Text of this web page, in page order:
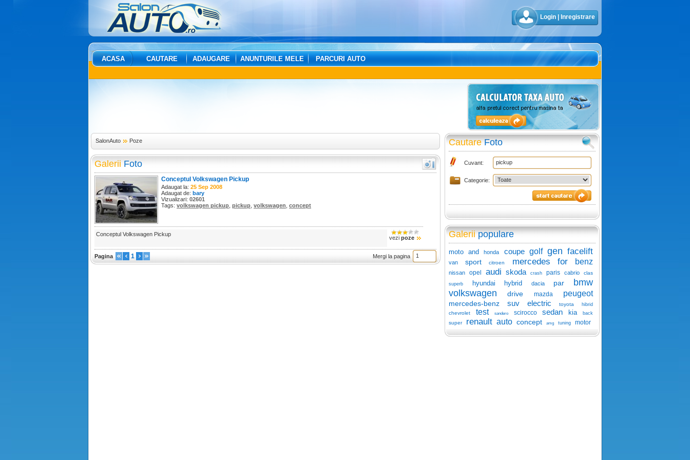
Login Inregistrare
ACASA CAUTARE ADAUGARE ANUNTURILE MELE PARCURI AUTO
SalonAuto Poze
Galerii Foto
Conceptul Volkswagen Pickup
Adaugat la: 25 Sep 2008
Adaugat de: bary
Vizualizari: 02601
Tags: volkswagen pickup pickup volkswagen concept
Conceptul Volkswagen Pickup
vezi poze
Pagina 1 Mergi la pagina
CautareFoto
Cuvant:
Categorie:
Galeriipopulare
moto and honda coupe golf gen facelift
van sport citroen mercedes for benz
nissan opel audi skoda crash paris cabrio clas
superb hyundai hybrid dacia par
bmw
volkswagen
drive mazda peugeot
mercedes-benz suv electric toyota hibrid
chevrolet test sandero scirocco sedan kia back
super renault auto concept amg tuning motor